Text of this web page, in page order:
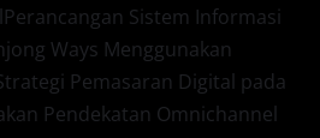
Perancangan Sistem Informasi
Ways Menggunakan
Pemasaran Digital pada
Pendekatan Omnichannel